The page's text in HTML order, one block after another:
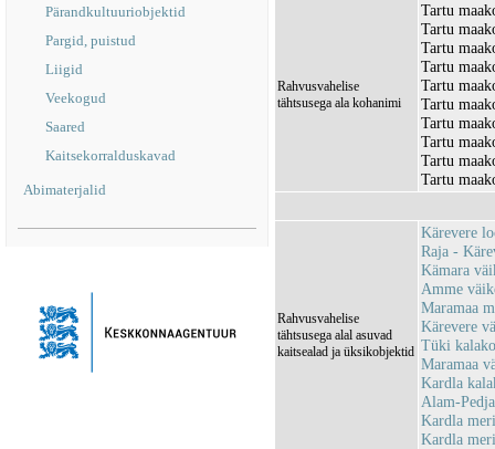
Pärandkultuuriobjektid
Pargid, puistud
Liigid
Veekogud
Saared
Kaitsekorralduskavad
Abimaterjalid
Rahvusvahelise
tähtsusega ala kohanimi
Tartu
Tartu
Tartu
Tartu
Tartu
Tartu
Tartu
Tartu
Tartu
Tartu
Rahvusvahelise
tähtsusega alal asuvad
kaitsealad ja üksikobjektid
Kärevere
Raja -
Kämara
Amme
Maramaa
Kärevere
Tüki
Maramaa
Kardla
Alam-
Kardla
Kardla